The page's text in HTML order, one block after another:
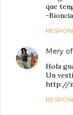
que
-Bioncia
Mery
Hola
Un
http://